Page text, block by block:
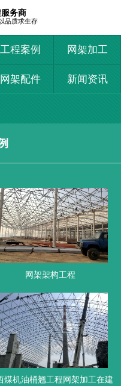
务商
品质求生存
工程案例 网架加工
网架配件 新闻资讯
网架架构工程
煤机油桶翘工程网架加工在建